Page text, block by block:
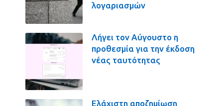
λογαριασμών
Λήγει τον Αύγουστο η
προθεσμία για την έκδοση
νέας ταυτότητας
Ελάχιστη αποζημίωση